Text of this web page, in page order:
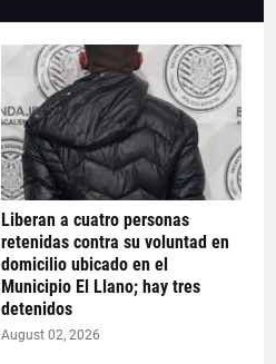
Liberan a cuatro personas
retenidas contra su voluntad en
domicilio ubicado en el
Municipio El Llano; hay tres
detenidos
August 02, 2026